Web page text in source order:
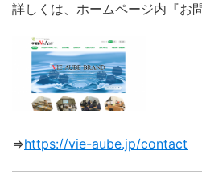
詳しくは、ホームページ内『お
⇒https://vie-aube.jp/contact